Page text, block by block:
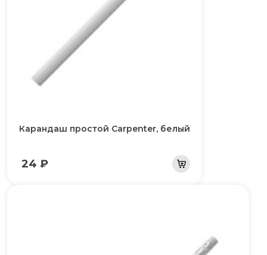
Карандаш простой Carpenter, белый
24 ₽